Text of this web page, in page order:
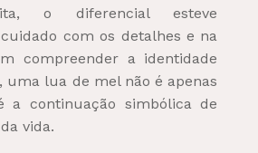
o diferencial esteve
com os detalhes e na
compreender a identidade
uma lua de mel não é apenas
a continuação simbólica de
vida.